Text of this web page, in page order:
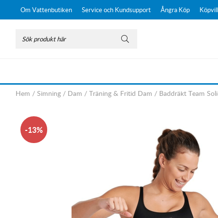
Om Vattenbutiken Service och Kundsupport Ångra Köp
Hem / Simning / Dam / Träning & Fritid Dam / Baddräkt Team
13